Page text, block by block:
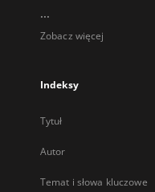
...
Zobacz więcej
Indeksy
Tytuł
Autor
Temat i słowa kluczowe